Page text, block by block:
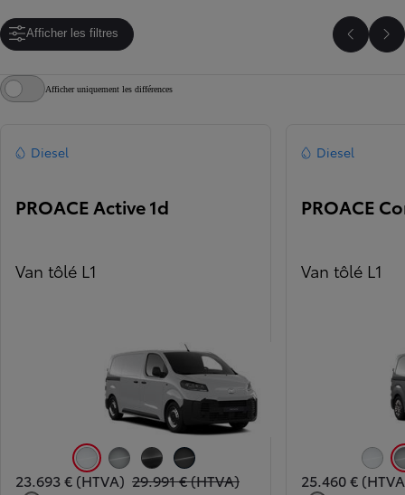
Afficher les filtres Faire
Afficher uniquement les différences
Diesel
PROACE Active 1d
Van tôlé L1
Icy White (EPR)
23.693 € (HTVA) 29.991 € (HTVA)
Diesel
PROACE
Van tôlé L1
Icy
25.460 €